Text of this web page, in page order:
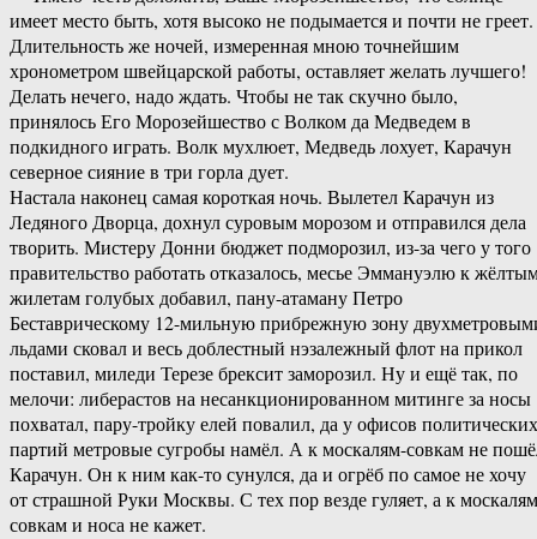
имеет место быть, хотя высоко не подымается и почти не греет.
Длительность же ночей, измеренная мною точнейшим
хронометром швейцарской работы, оставляет желать лучшего!
Делать нечего, надо ждать. Чтобы не так скучно было,
принялось Его Морозейшество с Волком да Медведем в
подкидного играть. Волк мухлюет, Медведь лохует, Карачун
северное сияние в три горла дует.
Настала наконец самая короткая ночь. Вылетел Карачун из
Ледяного Дворца, дохнул суровым морозом и отправился дела
творить. Мистеру Донни бюджет подморозил, из-за чего у того
правительство работать отказалось, месье Эммануэлю к
жилетам голубых добавил, пану-атаману Петро
Беставрическому 12-мильную прибрежную зону
льдами сковал и весь доблестный нэзалежный флот на прикол
поставил, миледи Терезе брексит заморозил. Ну и ещё так, по
мелочи: либерастов на несанкционированном митинге за носы
похватал, пару-тройку елей повалил, да у офисов политических
партий метровые сугробы намёл. А к москалям-совкам не
Карачун. Он к ним как-то сунулся, да и огрёб по самое не хочу
от страшной Руки Москвы. С тех пор везде гуляет, а к
совкам и носа не кажет.